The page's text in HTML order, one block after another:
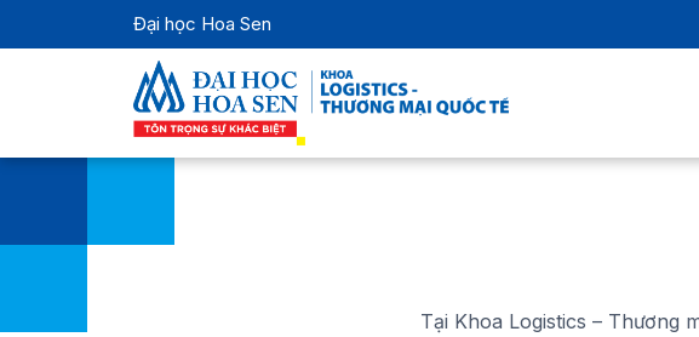
Đại học Hoa Sen
Tại Khoa Logistics – Thương